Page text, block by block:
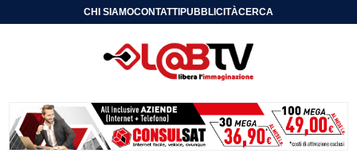
CHI SIAMOCONTATTIPUBBLICITÀCERCA